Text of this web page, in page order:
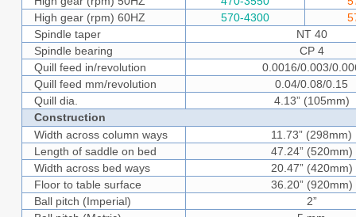
High gear (rpm) 60HZ
570-4300
Spindle taper
NT 40
Spindle bearing
CP 4
Quill feed in/revolution
0.0016/0.003/
Quill feed mm/revolution
0.04/0.08/0.15
Quill dia.
4.13” (105mm)
Construction
Width across column ways
11.73” (298mm)
Length of saddle on bed
47.24” (520mm)
Width across bed ways
20.47” (420mm)
Floor to table surface
36.20” (920mm)
Ball pitch (Imperial)
2”